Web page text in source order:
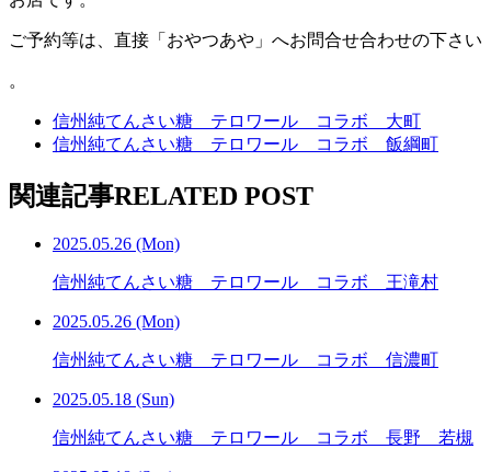
ご予約等は、直接「おやつあや」へお問合せ合わせの下さい
。
信州純てんさい糖 テロワール コラボ 大町
信州純てんさい糖 テロワール コラボ 飯綱町
関連記事RELATED POST
2025.05.26 (Mon)
信州純てんさい糖 テロワール コラボ 王滝村
2025.05.26 (Mon)
信州純てんさい糖 テロワール コラボ 信濃町
2025.05.18 (Sun)
信州純てんさい糖 テロワール コラボ 長野 若槻